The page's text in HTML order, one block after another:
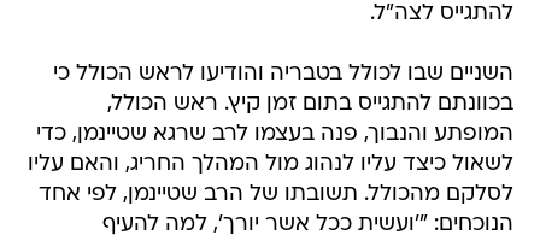
להתגייס לצה"ל.
השניים שבו לכולל בטבריה והודיעו לראש הכולל כי
בכוונתם להתגייס בתום זמן קיץ. ראש הכולל,
המופתע והנבוך, פנה בעצמו לרב שרגא שטיינמן, כדי
לשאול כיצד עליו לנהוג מול המהלך החריג, והאם עליו
לסלקם מהכולל. תשובתו של הרב שטיינמן, לפי אחד
הנוכחים: "'ועשית ככל אשר יורך', למה להעיף